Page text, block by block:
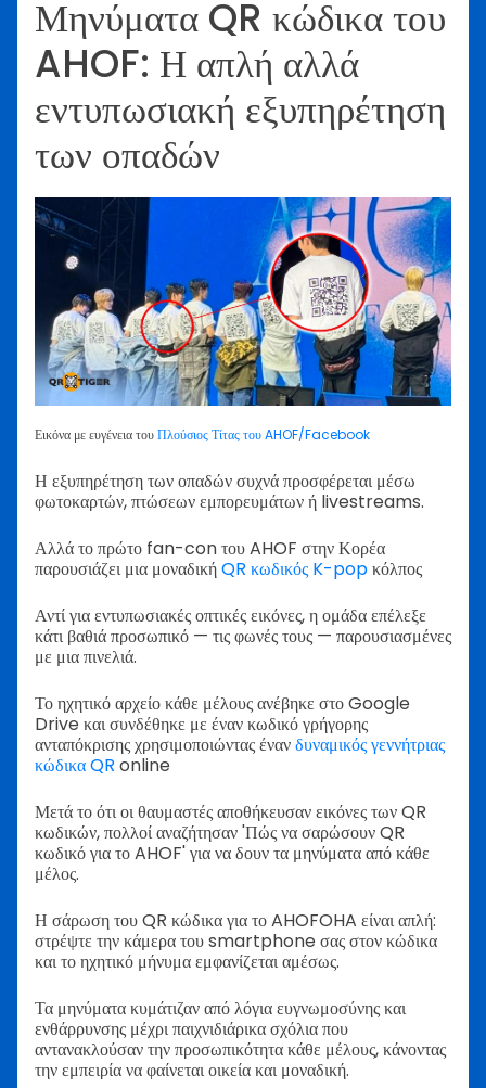
Μηνύματα QR κώδικα του
AHOF: Η απλή αλλά
εντυπωσιακή εξυπηρέτηση
των οπαδών
Εικόνα με ευγένεια τουΠλούσιος Τίτας του AHOF/Facebook
Η εξυπηρέτηση των οπαδών συχνά προσφέρεται μέσω
φωτοκαρτών, πτώσεων εμπορευμάτων ή livestreams.
Αλλά το πρώτο fan-con του AHOF στην Κορέα
παρουσιάζει μια μοναδικήQR κωδικός K-popκόλπος
Αντί για εντυπωσιακές οπτικές εικόνες, η ομάδα επέλεξε
κάτι βαθιά προσωπικό — τις φωνές τους — παρουσιασμένες
με μια πινελιά.
Το ηχητικό αρχείο κάθε μέλους ανέβηκε στο Google
Drive και συνδέθηκε με έναν κωδικό γρήγορης
ανταπόκρισης χρησιμοποιώντας ένανδυναμικός γεννήτριας
κώδικα QR online
Μετά το ότι οι θαυμαστές αποθήκευσαν εικόνες των QR
κωδικών, πολλοί αναζήτησαν 'Πώς να σαρώσουν QR
κωδικό για το AHOF' για να δουν τα μηνύματα από κάθε
μέλος.
Η σάρωση του QR κώδικα για το AHOFOHA είναι απλή:
στρέψτε την κάμερα του smartphone σας στον κώδικα
και το ηχητικό μήνυμα εμφανίζεται αμέσως.
Τα μηνύματα κυμάτιζαν από λόγια ευγνωμοσύνης και
ενθάρρυνσης μέχρι παιχνιδιάρικα σχόλια που
αντανακλούσαν την προσωπικότητα κάθε μέλους, κάνοντας
την εμπειρία να φαίνεται οικεία και μοναδική.